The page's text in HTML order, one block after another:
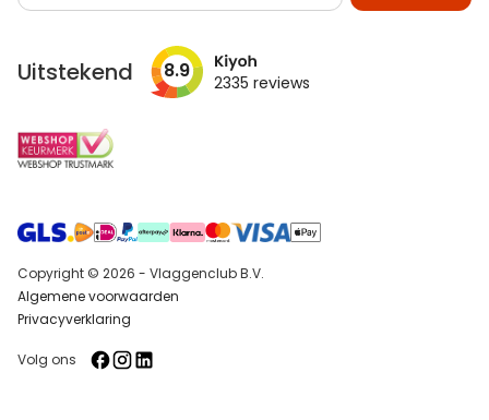
op
Uitstekend 8.9 2335 reviews
Copyright © 2026 - Vlaggenclub B.V.
Algemene voorwaarden
Privacyverklaring
Volg ons